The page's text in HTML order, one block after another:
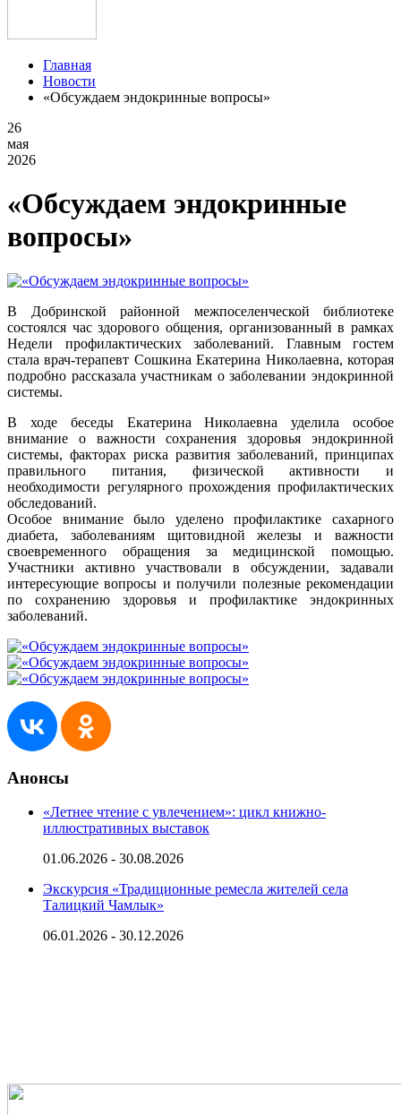
Главная
Новости
«Обсуждаем эндокринные вопросы»
26
мая
2026
«Обсуждаем эндокринные
вопросы»
В Добринской районной межпоселенческой библиотеке
состоялся час здорового общения, организованный в рамках
Недели профилактических заболеваний. Главным гостем
стала врач-терапевт Сошкина Екатерина Николаевна, которая
подробно рассказала участникам о заболевании эндокринной
системы.
В ходе беседы Екатерина Николаевна уделила особое
внимание о важности сохранения здоровья эндокринной
системы, факторах риска развития заболеваний, принципах
правильного питания, физической активности и
необходимости регулярного прохождения профилактических
обследований.
Особое внимание было уделено профилактике сахарного
диабета, заболеваниям щитовидной железы и важности
своевременного обращения за медицинской помощью.
Участники активно участвовали в обсуждении, задавали
интересующие вопросы и получили полезные рекомендации
по сохранению здоровья и профилактике эндокринных
заболеваний.
Анонсы
«Летнее чтение с увлечением»: цикл книжно-
иллюстративных выставок
01.06.2026 - 30.08.2026
Экскурсия «Традиционные ремесла жителей села
Талицкий Чамлык»
06.01.2026 - 30.12.2026